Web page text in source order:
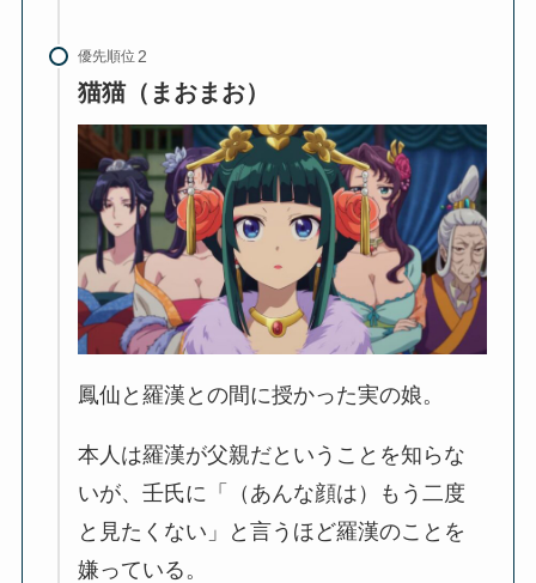
優先順位
猫猫（まおまお）
鳳仙と羅漢との間に授かった実の娘。
本人は羅漢が父親だということを知らな
いが、壬氏に「（あんな顔は）もう二度
と見たくない」と言うほど羅漢のことを
嫌っている。